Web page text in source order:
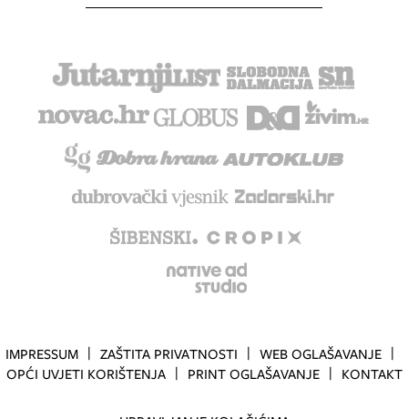
IMPRESSUM ZAŠTITA PRIVATNOSTI
WEB OGLAŠAVANJE
OPĆI UVJETI KORIŠTENJA
PRINT OGLAŠAVANJE KONTAKT